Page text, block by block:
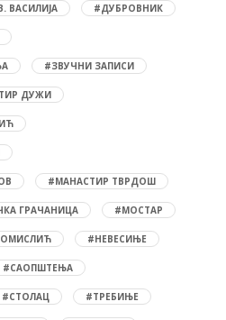
ВАСИЛИЈА #ДУБРОВНИК
#ЗВУЧНИ ЗАПИСИ
ДУЖИ
#МАНАСТИР ТВРДОШ
ГРАЧАНИЦА #МОСТАР
#НЕВЕСИЊЕ
#САОПШТЕЊА
#СТОЛАЦ #ТРЕБИЊЕ